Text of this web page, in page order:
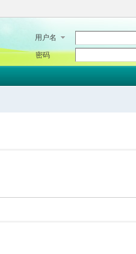
用户名
密码